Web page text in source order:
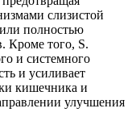
слизистой
полностью
Кроме того, S.
и системного
и усиливает
кишечника и
улучшения